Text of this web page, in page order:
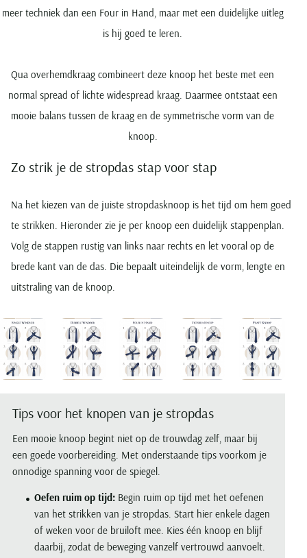
meer techniek dan een Four in Hand, maar met een duidelijke uitleg
is hij goed te leren.
Qua overhemdkraag combineert deze knoop het beste met een
normal spread of lichte widespread kraag. Daarmee ontstaat een
mooie balans tussen de kraag en de symmetrische vorm van de
knoop.
Zo strik je de stropdas stap voor stap
Na het kiezen van de juiste stropdasknoop is het tijd om hem goed
te strikken. Hieronder zie je per knoop een duidelijk stappenplan.
Volg de stappen rustig van links naar rechts en let vooral op de
brede kant van de das. Die bepaalt uiteindelijk de vorm, lengte en
uitstraling van de knoop.
Tips voor het knopen van je stropdas
Een mooie knoop begint niet op de trouwdag zelf, maar bij
een goede voorbereiding. Met onderstaande tips voorkom je
onnodige spanning voor de spiegel.
Oefen ruim op tijd: Begin ruim op tijd met het oefenen
van het strikken van je stropdas. Start hier enkele dagen
of weken voor de bruiloft mee. Kies één knoop en blijf
daarbij, zodat de beweging vanzelf vertrouwd aanvoelt.